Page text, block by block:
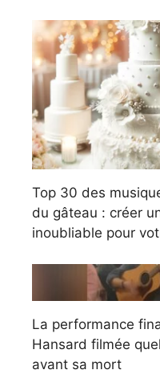
Top 30 des
du gâteau : créer
inoubliable pour
La performance
Hansard filmée
avant sa mort